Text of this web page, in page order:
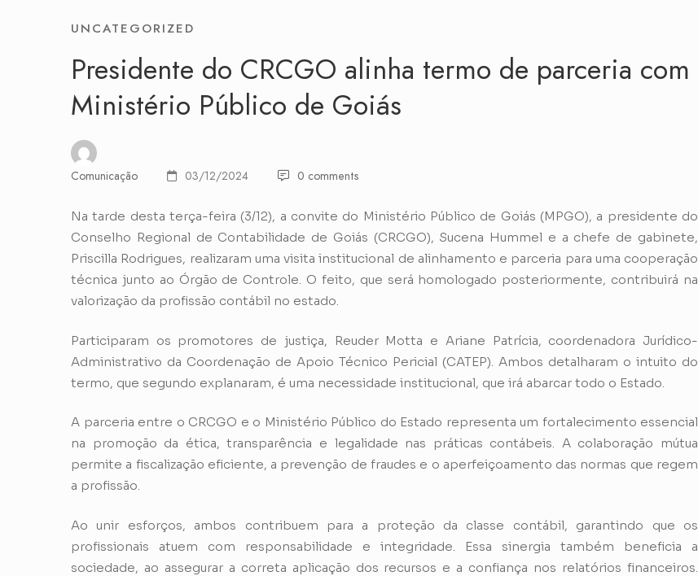
UNCATEGORIZED
Presidente do CRCGO alinha termo de parceria com
Ministério Público de Goiás
Comunicação 03/12/2024 0 comments
Na tarde desta terça-feira (3/12), a convite do Ministério Público de Goiás (MPGO), a presidente do
Conselho Regional de Contabilidade de Goiás (CRCGO), Sucena Hummel e a chefe de gabinete,
Priscilla Rodrigues, realizaram uma visita institucional de alinhamento e parceria para uma cooperação
técnica junto ao Órgão de Controle. O feito, que será homologado posteriormente, contribuirá na
valorização da profissão contábil no estado.
Participaram os promotores de justiça, Reuder Motta e Ariane Patrícia, coordenadora Jurídico-
Administrativo da Coordenação de Apoio Técnico Pericial (CATEP). Ambos detalharam o intuito do
termo, que segundo explanaram, é uma necessidade institucional, que irá abarcar todo o Estado.
A parceria entre o CRCGO e o Ministério Público do Estado representa um fortalecimento essencial
na promoção da ética, transparência e legalidade nas práticas contábeis. A colaboração mútua
permite a fiscalização eficiente, a prevenção de fraudes e o aperfeiçoamento das normas que regem
a profissão.
Ao unir esforços, ambos contribuem para a proteção da classe contábil, garantindo que os
profissionais atuem com responsabilidade e integridade. Essa sinergia também beneficia a
sociedade, ao assegurar a correta aplicação dos recursos e a confiança nos relatórios financeiros.